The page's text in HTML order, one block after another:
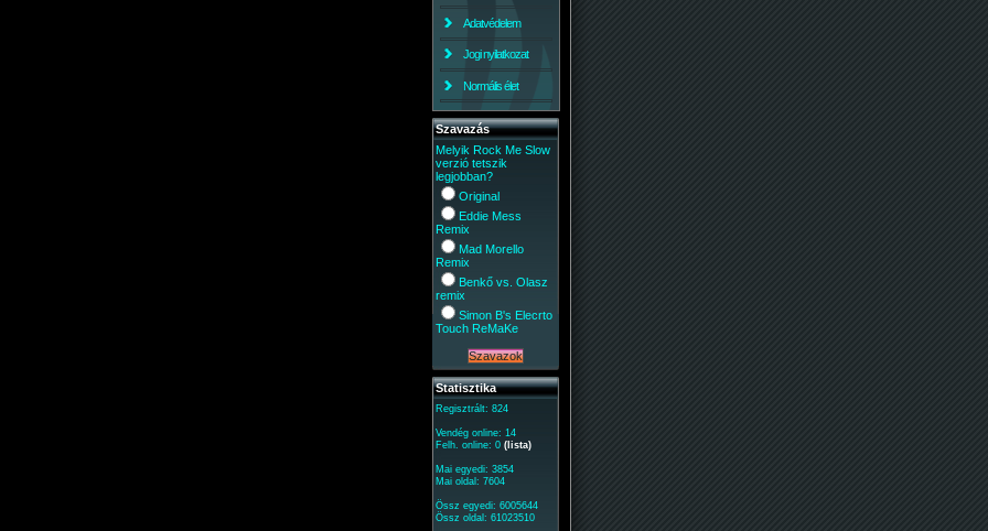
Adatvédelem
Jogi nyilatkozat
Normális élet
Szavazás
Melyik Rock Me Slow
verzió tetszik
legjobban?
Original
Eddie Mess
Remix
Mad Morello
Remix
Benkő vs. Olasz
remix
Simon B's Elecrto
Touch ReMaKe
Statisztika
Regisztrált: 824
Vendég online: 14
Felh. online: 0 (lista)
Mai egyedi: 3854
Mai oldal: 7604
Össz egyedi: 6005644
Össz oldal: 61023510